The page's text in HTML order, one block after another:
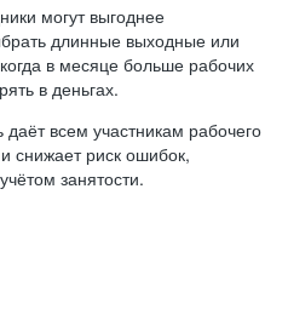
могут выгоднее
длинные выходные или
в месяце больше рабочих
в деньгах.
всем участникам рабочего
снижает риск ошибок,
занятости.